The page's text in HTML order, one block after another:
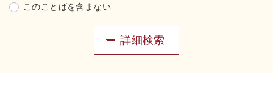
このことばを含まない
詳細検索